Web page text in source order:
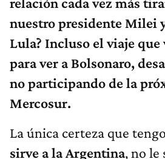
nuestro presidente Milei
Lula? Incluso el viaje
para ver a Bolsonaro,
no participando de la
Mercosur.
La única certeza que
sirve a la Argentina, no le